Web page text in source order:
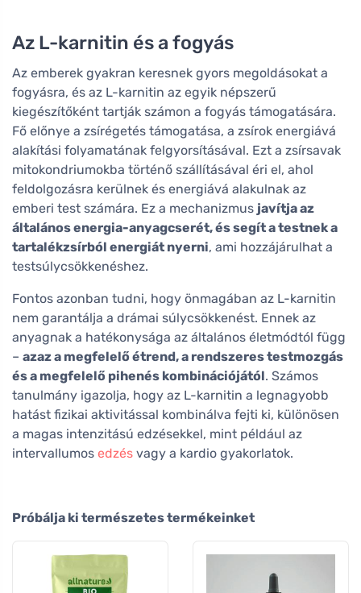
Az L-karnitin és a fogyás
Az emberek gyakran keresnek gyors megoldásokat a
fogyásra, és az L-karnitin az egyik népszerű
kiegészítőként tartják számon a fogyás támogatására.
Fő előnye a zsírégetés támogatása, a zsírok energiává
alakítási folyamatának felgyorsításával. Ezt a zsírsavak
mitokondriumokba történő szállításával éri el, ahol
feldolgozásra kerülnek és energiává alakulnak az
emberi test számára. Ez a mechanizmus javítja az
általános energia-anyagcserét, és segít a testnek a
tartalékzsírból energiát nyerni, ami hozzájárulhat a
testsúlycsökkenéshez.
Fontos azonban tudni, hogy önmagában az L-karnitin
nem garantálja a drámai súlycsökkenést. Ennek az
anyagnak a hatékonysága az általános életmódtól függ
– azaz a megfelelő étrend, a rendszeres testmozgás
és a megfelelő pihenés kombinációjától. Számos
tanulmány igazolja, hogy az L-karnitin a legnagyobb
hatást fizikai aktivitással kombinálva fejti ki, különösen
a magas intenzitású edzésekkel, mint például az
intervallumos edzés vagy a kardio gyakorlatok.
Próbálja ki természetes termékeinket